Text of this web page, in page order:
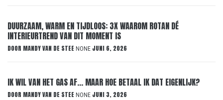
DUURZAAM, WARM EN TIJDLOOS: 3X WAAROM ROTAN DÉ
INTERIEURTREND VAN DIT MOMENT IS
DOOR MANDY VAN DE STEE NONE JUNI 6, 2026
IK WIL VAN HET GAS AF… MAAR HOE BETAAL IK DAT EIGENLIJK?
DOOR MANDY VAN DE STEE NONE JUNI 3, 2026